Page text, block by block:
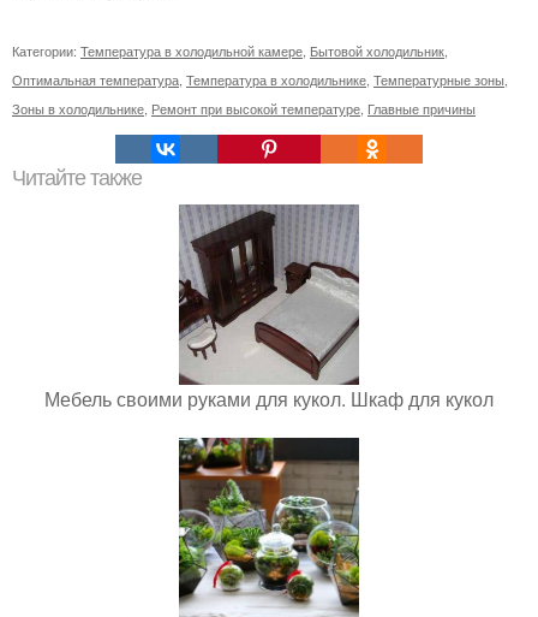
Категории: Температура в холодильной камере Бытовой холодильник
Оптимальная температура Температура в холодильнике Температурные зоны
Зоны в холодильнике Ремонт при высокой температуре Главные причины
Читайте также
Мебель своими руками для кукол. Шкаф для кукол